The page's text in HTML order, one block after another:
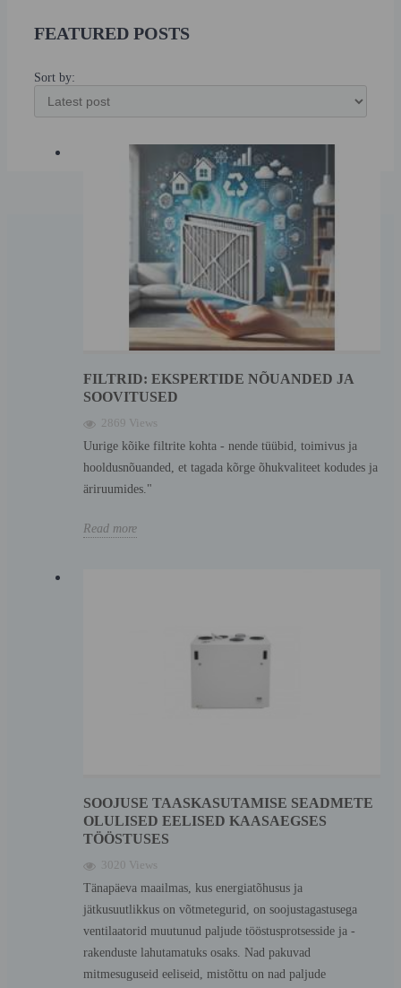
FEATURED POSTS
Sort by:
FILTRID: EKSPERTIDE NÕUANDED JA
SOOVITUSED
2869 Views
Uurige kõike filtrite kohta - nende tüübid, toimivus ja
hooldusnõuanded, et tagada kõrge õhukvaliteet kodudes ja
äriruumides."
Read more
SOOJUSE TAASKASUTAMISE SEADMETE
OLULISED EELISED KAASAEGSES
TÖÖSTUSES
3020 Views
Tänapäeva maailmas, kus energiatõhusus ja
jätkusuutlikkus on võtmetegurid, on soojustagastusega
ventilaatorid muutunud paljude tööstusprotsesside ja -
rakenduste lahutamatuks osaks. Nad pakuvad
mitmesuguseid eeliseid, mistõttu on nad paljude